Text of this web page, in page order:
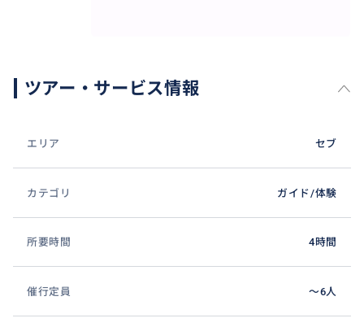
ツアー・サービス情報
エリア セブ
カテゴリ ガイド/体験
所要時間 4時間
催行定員 〜6人